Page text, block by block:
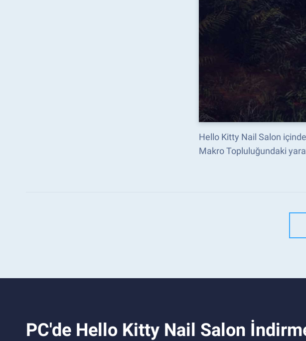
Hello Kitty Nail Salon
Makro Topluluğundaki
PC'de Hello Kitty Nail Salon